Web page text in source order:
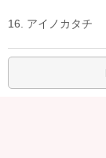
16. アイノカタチ